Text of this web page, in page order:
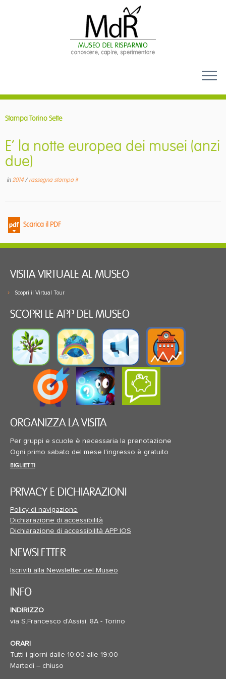
Stampa Torino Sette
E’ la notte europea dei musei (anzi
due)
in 2014/rassegna stampa it
Scarica il PDF
VISITA VIRTUALE AL MUSEO
Scopri il Virtual Tour
SCOPRI LE APP DEL MUSEO
ORGANIZZA LA VISITA
Per gruppi e scuole è necessaria la prenotazione
Ogni primo sabato del mese l'ingresso è gratuito
BIGLIETTI
PRIVACY E DICHIARAZIONI
Policy di navigazione
Dichiarazione di accessibilità
Dichiarazione di accessibilità APP IOS
NEWSLETTER
Iscriviti alla Newsletter del Museo
INFO
INDIRIZZO
via S.Francesco d'Assisi, 8A - Torino
ORARI
Tutti i giorni dalle 10:00 alle 19:00
Martedì – chiuso